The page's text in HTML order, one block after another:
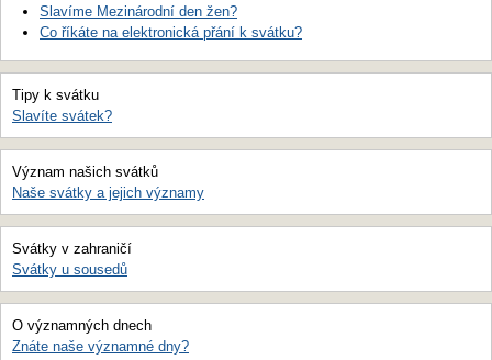
Slavíme Mezinárodní den žen?
Co říkáte na elektronická přání k svátku?
Tipy k svátku
Slavíte svátek?
Význam našich svátků
Naše svátky a jejich významy
Svátky v zahraničí
Svátky u sousedů
O významných dnech
Znáte naše významné dny?